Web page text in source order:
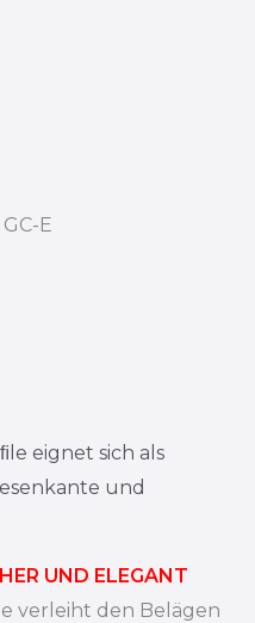
E
eignet sich als
und
UND ELEGANT
verleiht den Belägen